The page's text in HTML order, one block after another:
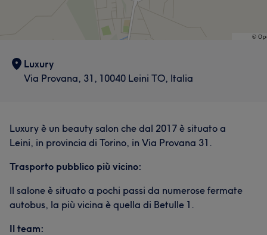
Luxury
Via Provana, 31, 10040 Leini TO, Italia
Luxury è un beauty salon che dal 2017 è situato a
Leini, in provincia di Torino, in Via Provana 31.
Trasporto pubblico più vicino:
Il salone è situato a pochi passi da numerose fermate
autobus, la più vicina è quella di Betulle 1.
Il team: